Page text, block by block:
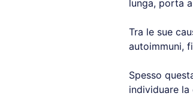
lunga, porta
Tra le sue
autoimmuni,
Spesso
individuare la